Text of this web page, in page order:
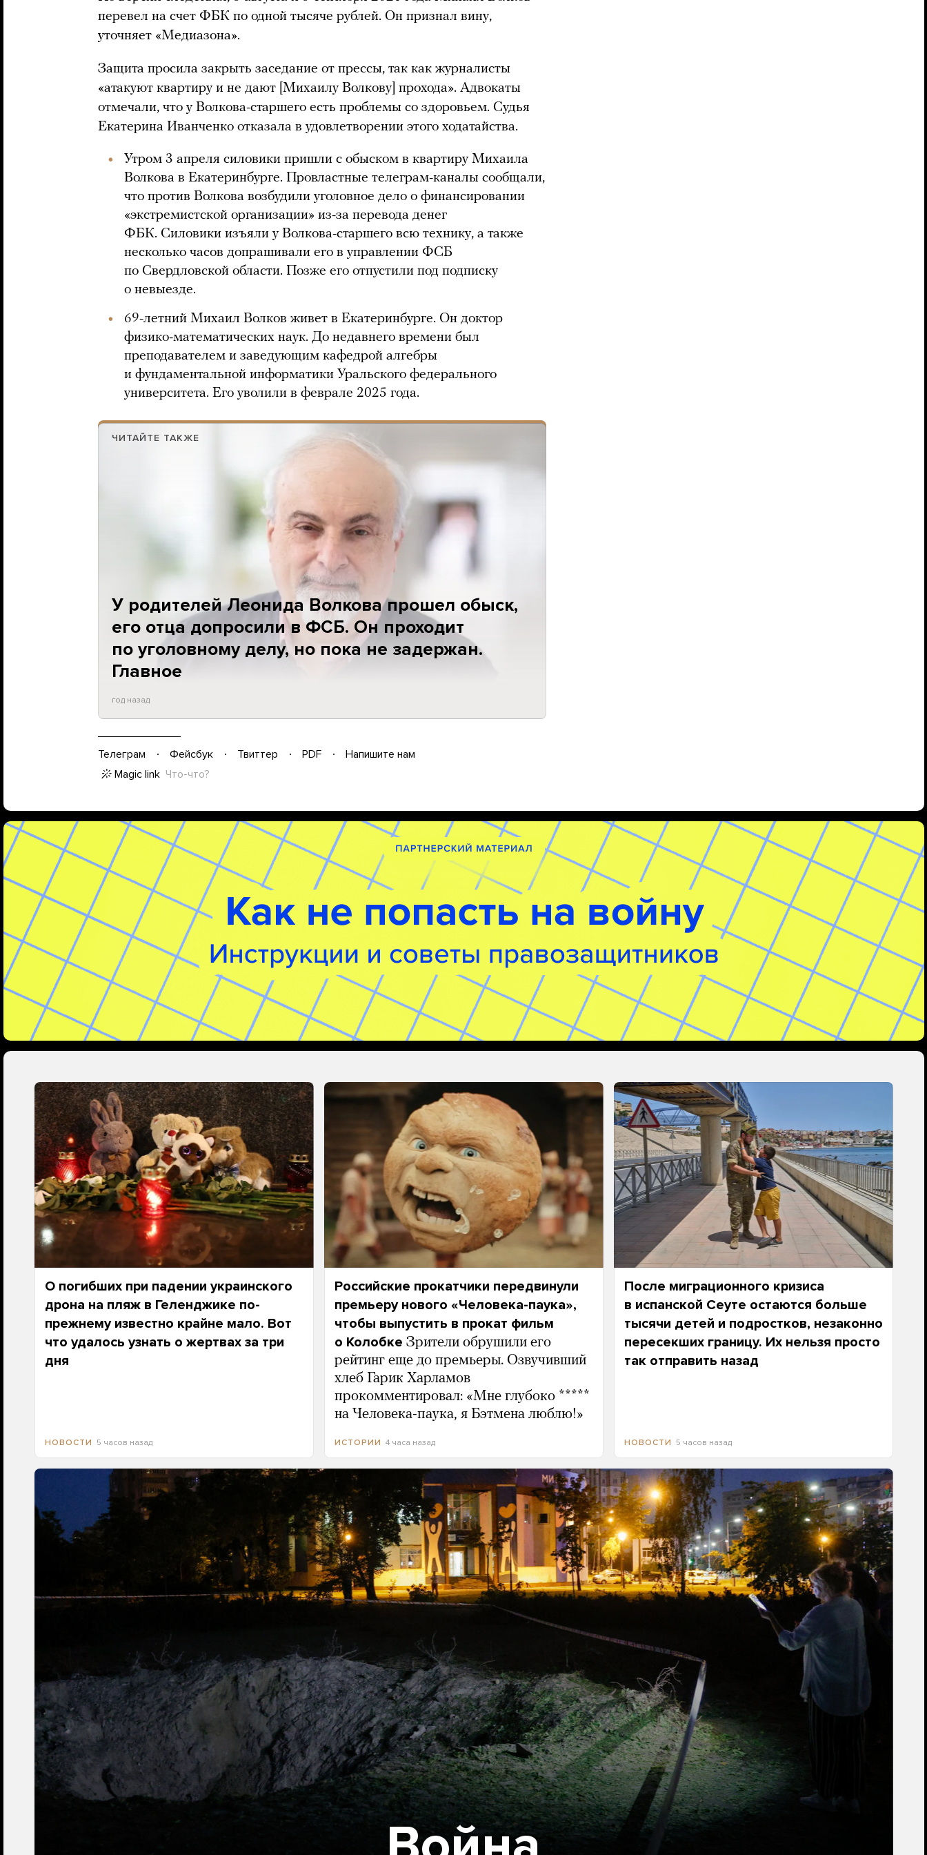
перевел на счет ФБК по одной тысяче рублей. Он признал вину,
уточняет «Медиазона».
Защита просила закрыть заседание от прессы, так как журналисты
«атакуют квартиру и не дают [Михаилу Волкову] прохода». Адвокаты
отмечали, что у Волкова-старшего есть проблемы со здоровьем. Судья
Екатерина Иванченко отказала в удовлетворении этого ходатайства.
Утром 3 апреля силовики пришли с обыском в квартиру Михаила
Волкова в Екатеринбурге. Провластные телеграм-каналы сообщали,
что против Волкова возбудили уголовное дело о финансировании
«экстремистской организации» из-за перевода денег
ФБК. Силовики изъяли у Волкова-старшего всю технику, а также
несколько часов допрашивали его в управлении ФСБ
по Свердловской области. Позже его отпустили под подписку
о невыезде.
69-летний Михаил Волков живет в Екатеринбурге. Он доктор
физико-математических наук. До недавнего времени был
преподавателем и заведующим кафедрой алгебры
и фундаментальной информатики Уральского федерального
университета. Его уволили в феврале 2025 года.
ЧИТАЙТЕ ТАКЖЕ
У родителей Леонида Волкова прошел обыск,
его отца допросили в ФСБ. Он проходит
по уголовному делу, но пока не задержан.
Главное
год назад
Телеграм Фейсбук Твиттер PDF
Напишите нам
Magic link Что-что?
О погибших при падении украинского
дрона на пляж в Геленджике по-
прежнему известно крайне мало. Вот
что удалось узнать о жертвах за три
дня
НОВОСТИ 5 часов назад
Российские прокатчики передвинули
премьеру нового «Человека-паука»,
чтобы выпустить в прокат фильм
о Колобке Зрители обрушили его
рейтинг еще до премьеры. Озвучивший
хлеб Гарик Харламов
прокомментировал: «Мне глубоко *****
на Человека-паука, я Бэтмена люблю!»
ИСТОРИИ 4 часа назад
После миграционного кризиса
в испанской Сеуте остаются больше
тысячи детей и подростков, незаконно
пересекших границу. Их нельзя просто
так отправить назад
НОВОСТИ 5 часов назад